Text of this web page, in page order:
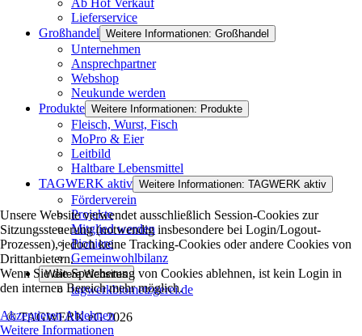
Lieferservice
Großhandel Weitere Informationen: Großhandel
Unternehmen
Ansprechpartner
Webshop
Neukunde werden
Produkte Weitere Informationen: Produkte
Fleisch, Wurst, Fisch
MoPro & Eier
Leitbild
Haltbare Lebensmittel
TAGWERK aktiv Weitere Informationen: TAGWERK aktiv
Förderverein
Projekte
Mitglied werden
Pioniere
Gemeinwohlbilanz
Weitere Websites
tagwerkbiometzgerei.de
© TAGWERK eG 2026
Unsere Website verwendet ausschließlich Session-Cookies zur
Sitzungssteuerung (notwendig insbesondere bei Login/Logout-
Prozessen), jedoch keine Tracking-Cookies oder andere Cookies von
Drittanbietern.
Wenn Sie die Speicherung von Cookies ablehnen, ist kein Login in
den internen Bereich mehr möglich.
AkzeptierenAblehnen
Weitere Informationen